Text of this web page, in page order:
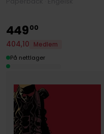
44900
404,10
Medlem
På nettlager